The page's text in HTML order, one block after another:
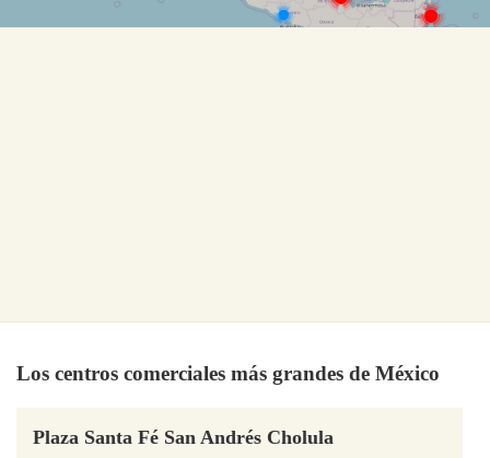
Los centros comerciales más grandes de México
Plaza Santa Fé San Andrés Cholula